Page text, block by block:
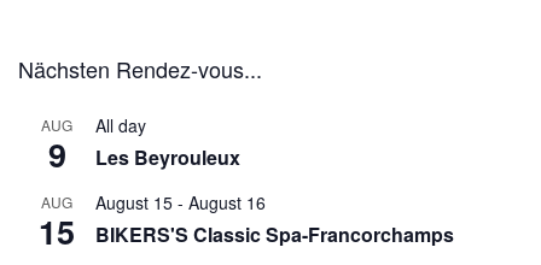
Nächsten Rendez-vous...
AUG
9
All day
Les Beyrouleux
AUG
15
August 15 - August 16
BIKERS'S Classic Spa-Francorchamps